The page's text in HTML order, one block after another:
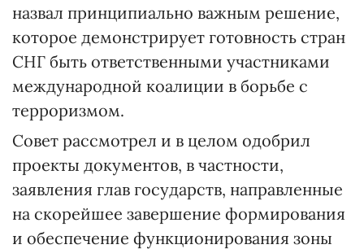
назвал принципиально важным решение,
которое демонстрирует готовность стран
СНГ быть ответственными участниками
международной коалиции в борьбе с
терроризмом.
Совет рассмотрел и в целом одобрил
проекты документов, в частности,
заявления глав государств, направленные
на скорейшее завершение формирования
и обеспечение функционирования зоны